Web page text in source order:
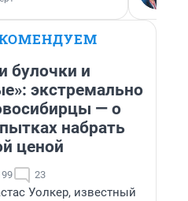
булочки и
экстремально
— о
набрать
ценой
23
Уолкер, известный